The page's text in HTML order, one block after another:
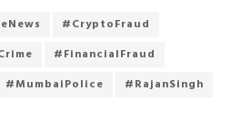
a
e
#CryptoFraud
#FinancialFraud
#MumbaiPolice
#RajanSingh